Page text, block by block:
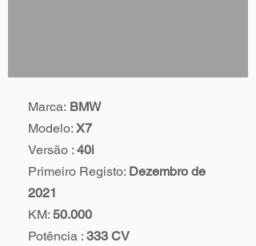
Marca: BMW
Modelo: X7
Versão : 40i
Primeiro Registo: Dezembro de
2021
KM: 50.000
Potência : 333 CV